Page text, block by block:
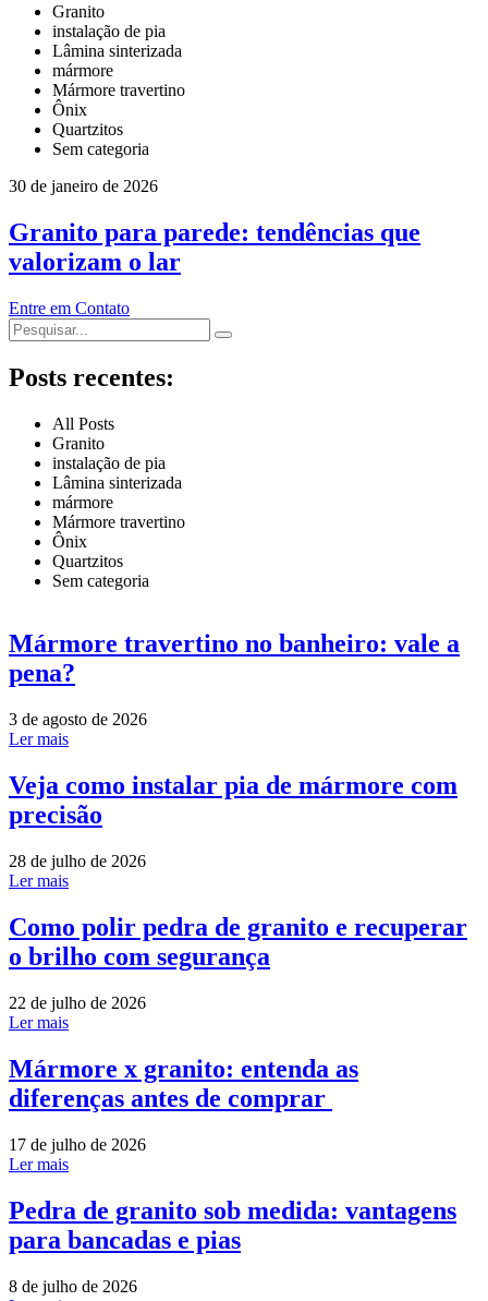
Granito
instalação de pia
Lâmina sinterizada
mármore
Mármore travertino
Ônix
Quartzitos
Sem categoria
30 de janeiro de 2026
Granito para parede: tendências que
valorizam o lar
Entre em Contato
Posts recentes:
All Posts
Granito
instalação de pia
Lâmina sinterizada
mármore
Mármore travertino
Ônix
Quartzitos
Sem categoria
Mármore travertino no banheiro: vale a
pena?
3 de agosto de 2026
Ler mais
Veja como instalar pia de mármore com
precisão
28 de julho de 2026
Ler mais
Como polir pedra de granito e recuperar
o brilho com segurança
22 de julho de 2026
Ler mais
Mármore x granito: entenda as
diferenças antes de comprar
17 de julho de 2026
Ler mais
Pedra de granito sob medida: vantagens
para bancadas e pias
8 de julho de 2026